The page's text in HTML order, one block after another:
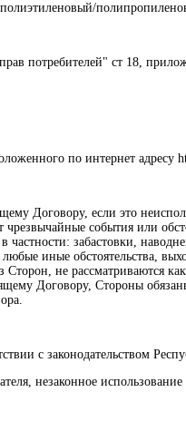
потребителей" ст 18,
по интернет адресу
Договору, если это
события или
частности: забастовки,
иные обстоятельства,
не рассматриваются
Договору, Стороны
с законодательством
незаконное